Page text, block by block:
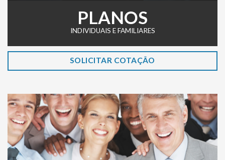
PLANOS
INDIVIDUAIS E FAMILIARES
SOLICITAR COTAÇÂO